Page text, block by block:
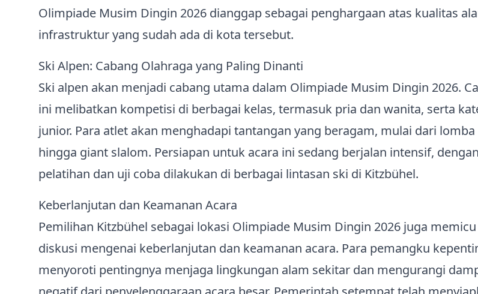
Olimpiade Musim Dingin 2026 dianggap sebagai penghargaan atas kualitas
infrastruktur yang sudah ada di kota tersebut.
Ski Alpen: Cabang Olahraga yang Paling Dinanti
Ski alpen akan menjadi cabang utama dalam Olimpiade Musim Dingin 2026.
ini melibatkan kompetisi di berbagai kelas, termasuk pria dan wanita, serta
junior. Para atlet akan menghadapi tantangan yang beragam, mulai dari
hingga giant slalom. Persiapan untuk acara ini sedang berjalan intensif, dengan
pelatihan dan uji coba dilakukan di berbagai lintasan ski di Kitzbühel.
Keberlanjutan dan Keamanan Acara
Pemilihan Kitzbühel sebagai lokasi Olimpiade Musim Dingin 2026 juga memicu
diskusi mengenai keberlanjutan dan keamanan acara. Para pemangku
menyoroti pentingnya menjaga lingkungan alam sekitar dan mengurangi